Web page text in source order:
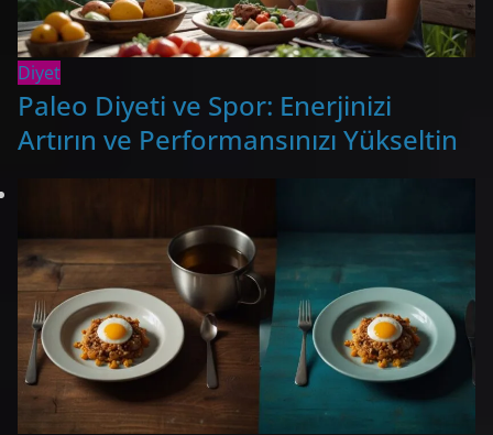
Diyet
Paleo Diyeti ve Spor: Enerjinizi
Artırın ve Performansınızı Yükseltin